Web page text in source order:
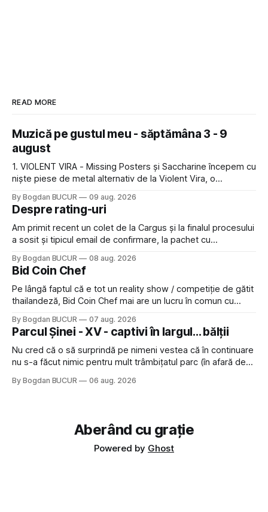
READ MORE
Muzică pe gustul meu - săptămâna 3 - 9
august
1. VIOLENT VIRA - Missing Posters și Saccharine începem cu
niște piese de metal alternativ de la Violent Vira, o
acest gen. E genul de muzică pe care îl ascultam cu plăcere
acum 15-20 de ani și mă bucur să văd
By Bogdan BUCUR 09 aug. 2026
Despre rating-uri
Am primit recent un colet de la Cargus și la finalul procesului
a sosit și tipicul email de confirmare, la pachet cu
feedback-ului și eram în toate bune, de data asta am dat
click să le las un rating. Un 5
By Bogdan BUCUR 08 aug. 2026
Bid Coin Chef
Pe lângă faptul că e tot un reality show / competiție de gătit
thailandeză, Bid Coin Chef mai are un lucru în comun cu
lăsat rece la prima vedere, după care m-a făcut să mă
îndrăgostesc de el. Nu mi-a plăcut faptul
By Bogdan BUCUR 07 aug. 2026
Parcul Șinei - XV - captivi în largul... bălții
Nu cred că o să surprindă pe nimeni vestea că în continuare
nu s-a făcut nimic pentru mult trâmbițatul parc (în afară de
timp pui și latră prin gard la lumea care trece prin zonă). Am
By Bogdan BUCUR 06 aug. 2026
Aberând cu grație
Powered by Ghost